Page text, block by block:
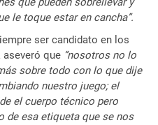
le toque estar en cancha”.
ser candidato en los
que “nosotros no lo
sobre todo con lo que dije
nuestro juego; el
el cuerpo técnico pero
de esa etiqueta que se nos